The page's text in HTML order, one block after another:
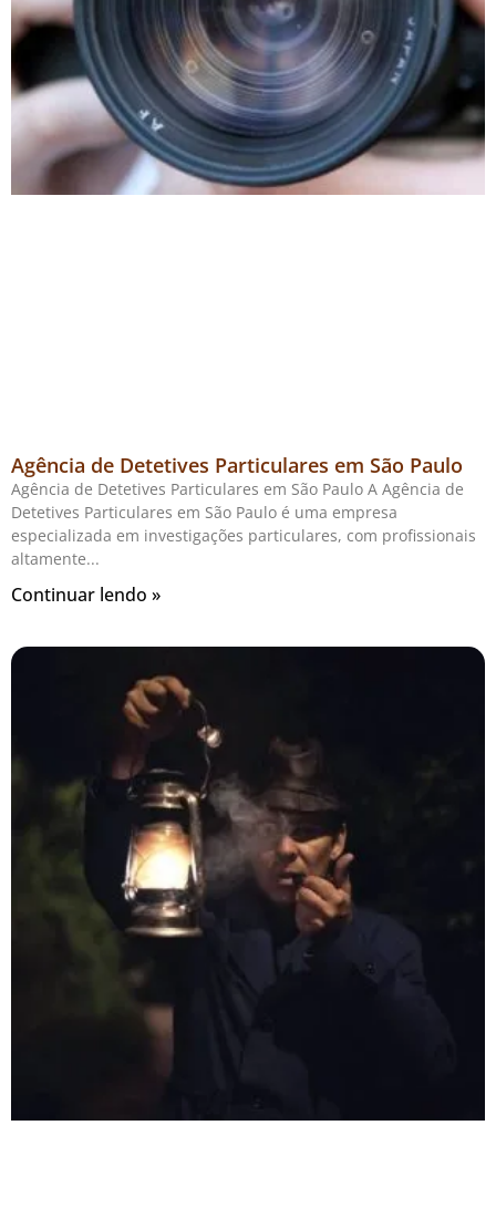
Agência de Detetives Particulares em São Paulo
Agência de Detetives Particulares em São Paulo A Agência de
Detetives Particulares em São Paulo é uma empresa
especializada em investigações particulares, com profissionais
altamente
Continuar lendo »